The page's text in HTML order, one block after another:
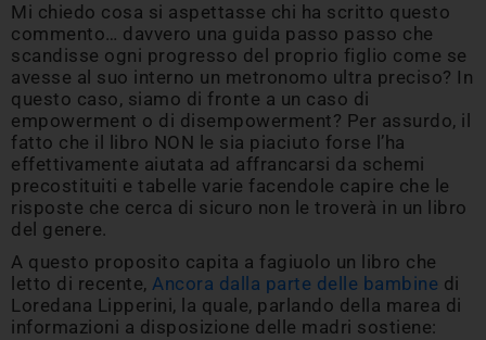
Mi chiedo cosa si aspettasse chi ha scritto questo
commento… davvero una guida passo passo che
scandisse ogni progresso del proprio figlio come se
avesse al suo interno un metronomo ultra preciso? In
questo caso, siamo di fronte a un caso di
empowerment o di disempowerment? Per assurdo, il
fatto che il libro NON le sia piaciuto forse l’ha
effettivamente aiutata ad affrancarsi da schemi
precostituiti e tabelle varie facendole capire che le
risposte che cerca di sicuro non le troverà in un libro
del genere.
A questo proposito capita a fagiuolo un libro che
letto di recente, Ancora dalla parte delle bambine di
Loredana Lipperini, la quale, parlando della marea di
informazioni a disposizione delle madri sostiene: